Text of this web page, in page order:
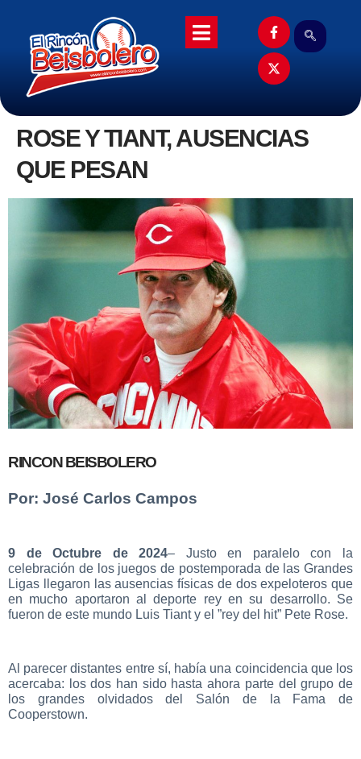
ROSE Y TIANT, AUSENCIAS
QUE PESAN
RINCON BEISBOLERO
Por: José Carlos Campos
9 de Octubre de 2024– Justo en paralelo con la
celebración de los juegos de postemporada de las Grandes
Ligas llegaron las ausencias físicas de dos expeloteros que
en mucho aportaron al deporte rey en su desarrollo. Se
fueron de este mundo Luis Tiant y el ”rey del hit” Pete Rose.
Al parecer distantes entre sí, había una coincidencia que los
acercaba: los dos han sido hasta ahora parte del grupo de
los grandes olvidados del Salón de la Fama de
Cooperstown.